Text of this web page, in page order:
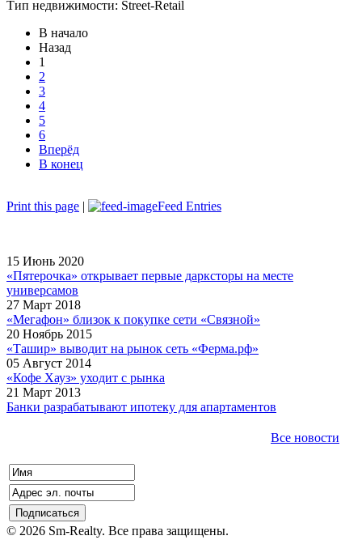
Тип недвижимости: Street-Retail
В начало
Назад
1
2
3
4
5
6
Вперёд
В конец
Print this page | Feed Entries
15 Июнь 2020
«Пятерочка» открывает первые дарксторы на месте
универсамов
27 Март 2018
«Мегафон» близок к покупке сети «Связной»
20 Ноябрь 2015
«Ташир» выводит на рынок сеть «Ферма.рф»
05 Август 2014
«Кофе Хауз» уходит с рынка
21 Март 2013
Банки разрабатывают ипотеку для апартаментов
Все новости
© 2026 Sm-Realty. Все права защищены.